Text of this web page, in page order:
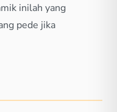
inilah yang
pede jika